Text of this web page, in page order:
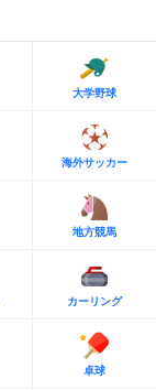
大学野球
海外サッカー
地方競馬
カーリング
卓球